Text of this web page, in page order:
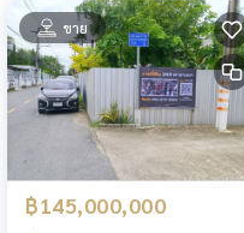
ขาย
฿145,000,000